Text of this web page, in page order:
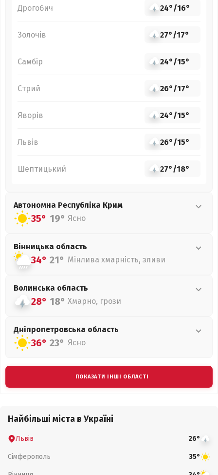
Дрогобич 24°/16°
Золочів 27°/17°
Самбір 24°/15°
Стрий 26°/17°
Яворів 24°/15°
Львів 26°/15°
Шептицький 27°/18°
Автономна Республіка Крим
35° 19° Ясно
Вінницька область
34° 21° Мінлива хмарність, зливи
Волинська область
28° 18° Хмарно, грози
Дніпропетровська область
36° 23° Ясно
ПОКАЗАТИ ІНШІ ОБЛАСТІ
Найбільші міста в Україні
Львів 26°
Сімферополь 35°